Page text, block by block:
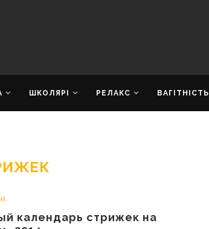
ШКОЛЯРІ РЕЛАКС ВАГІТНІСТЬ
календарь стрижек на